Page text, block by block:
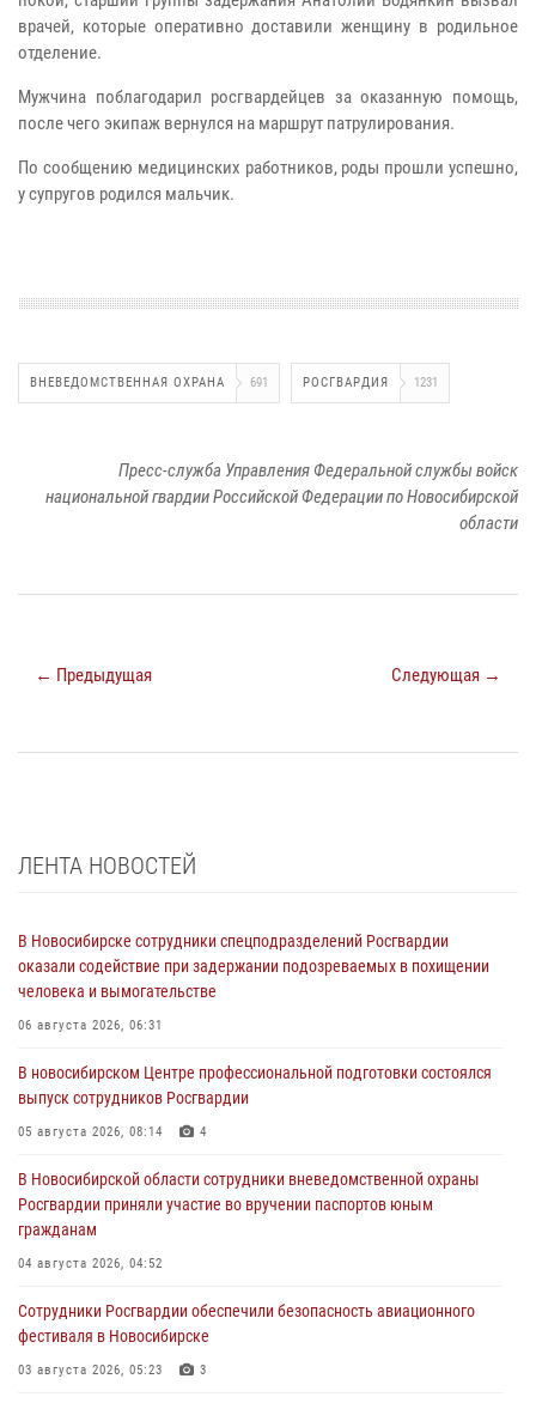
врачей, которые оперативно доставили женщину в родильное
отделение.
Мужчина поблагодарил росгвардейцев за оказанную помощь,
после чего экипаж вернулся на маршрут патрулирования.
По сообщению медицинских работников, роды прошли успешно,
у супругов родился мальчик.
ВНЕВЕДОМСТВЕННАЯ ОХРАНА 691 РОСГВАРДИЯ 1231
Пресс-служба Управления Федеральной службы войск
национальной гвардии Российской Федерации по Новосибирской
области
← Предыдущая Следующая →
ЛЕНТА НОВОСТЕЙ
В Новосибирске сотрудники спецподразделений Росгвардии
оказали содействие при задержании подозреваемых в похищении
человека и вымогательстве
06 августа 2026, 06:31
В новосибирском Центре профессиональной подготовки состоялся
выпуск сотрудников Росгвардии
05 августа 2026, 08:14 4
В Новосибирской области сотрудники вневедомственной охраны
Росгвардии приняли участие во вручении паспортов юным
гражданам
04 августа 2026, 04:52
Сотрудники Росгвардии обеспечили безопасность авиационного
фестиваля в Новосибирске
03 августа 2026, 05:23 3